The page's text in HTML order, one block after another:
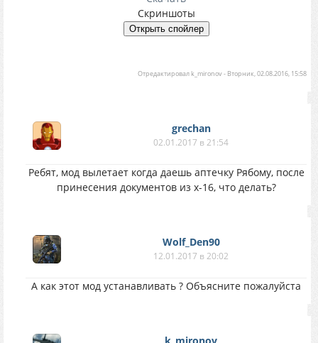
Скриншоты
Отредактировал k_mironov- Вторник, 02.08.2016, 15:58
grechan
02.01.2017 в 21:54
Ребят, мод вылетает когда даешь аптечку Рябому, после
принесения документов из х-16, что делать?
Wolf_Den90
12.01.2017 в 20:02
А как этот мод устанавливать ? Объясните пожалуйста